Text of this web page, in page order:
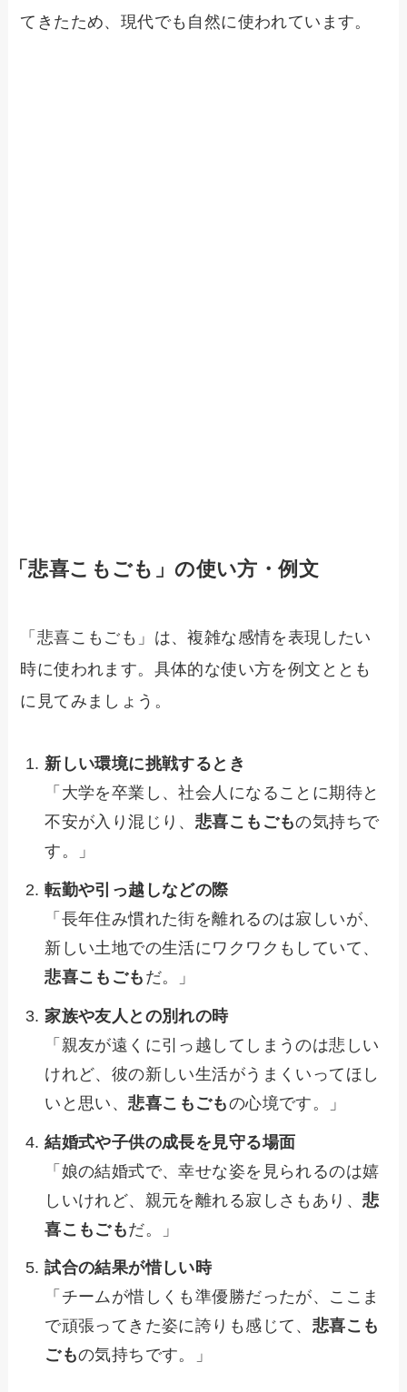
てきたため、現代でも自然に使われています。
「悲喜こもごも」の使い方・例文
「悲喜こもごも」は、複雑な感情を表現したい
時に使われます。具体的な使い方を例文ととも
に見てみましょう。
新しい環境に挑戦するとき
「大学を卒業し、社会人になることに期待と
不安が入り混じり、 悲喜こもごもの気持ちで
す。」
転勤や引っ越しなどの際
「長年住み慣れた街を離れるのは寂しいが、
新しい土地での生活にワクワクもしていて、
悲喜こもごも だ。」
家族や友人との別れの時
「親友が遠くに引っ越してしまうのは悲しい
けれど、彼の新しい生活がうまくいってほし
いと思い、悲喜こもごもの心境です。」
結婚式や子供の成長を見守る場面
「娘の結婚式で、幸せな姿を見られるのは嬉
しいけれど、親元を離れる寂しさもあり、 悲
喜こもごもだ。」
試合の結果が惜しい時
「チームが惜しくも準優勝だったが、ここま
で頑張ってきた姿に誇りも感じて、 悲喜こも
ごもの気持ちです。」